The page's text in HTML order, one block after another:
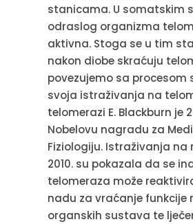
stanicama. U somatskim
odraslog organizma
aktivna. Stoga se u tim
nakon diobe skraćuju
povezujemo sa procesom
svoja istraživanja na
telomerazi E. Blackburn je
Nobelovu nagradu za
Fiziologiju. Istraživanja na
2010. su pokazala da se
telomeraza može
nadu za vraćanje funkcije
organskih sustava te